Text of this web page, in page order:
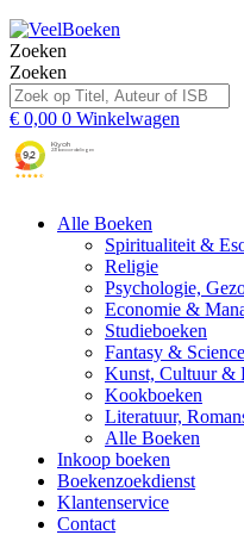
Zoeken
Zoeken
€ 0,00 0 Winkelwagen
Alle Boeken
Spiritualiteit &
Religie
Psychologie,
Economie &
Studieboeken
Fantasy &
Kunst, Cultuur &
Kookboeken
Literatuur,
Alle Boeken
Inkoop boeken
Boekenzoekdienst
Klantenservice
Contact